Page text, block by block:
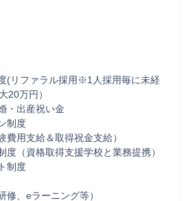
(リファラル採用※1人採用毎に未経
20万円）
・出産祝い金
制度
用支給＆取得祝金支給）
（資格取得支援学校と業務提携）
制度
、eラーニング等）